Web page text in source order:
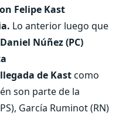
Felipe Kast
Lo anterior luego que
Núñez (PC)
de Kastcomo
son parte de la
García Ruminot (RN)